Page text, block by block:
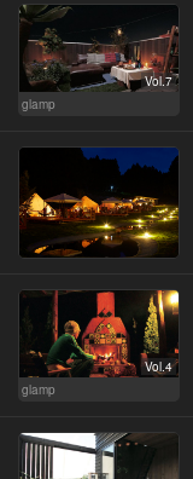
Vol.7
glamp
Vol.4
glamp